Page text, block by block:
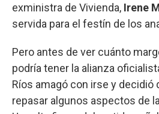
exministra de Vivienda, Irene
servida para el festín de los
Pero antes de ver cuánto
podría tener la alianza
Ríos amagó con irse y decidió
repasar algunos aspectos de